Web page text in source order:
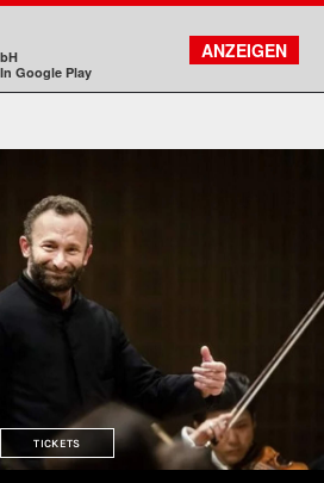
FILMSUCHE
KONTO
TICKETS
Google Play
ANZEIGEN